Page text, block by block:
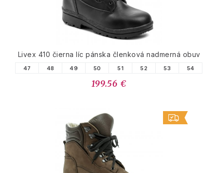
Livex 410 čierna líc pánska členková nadmerná obuv
47 48 49 50 51 52 53 54
199.56 €